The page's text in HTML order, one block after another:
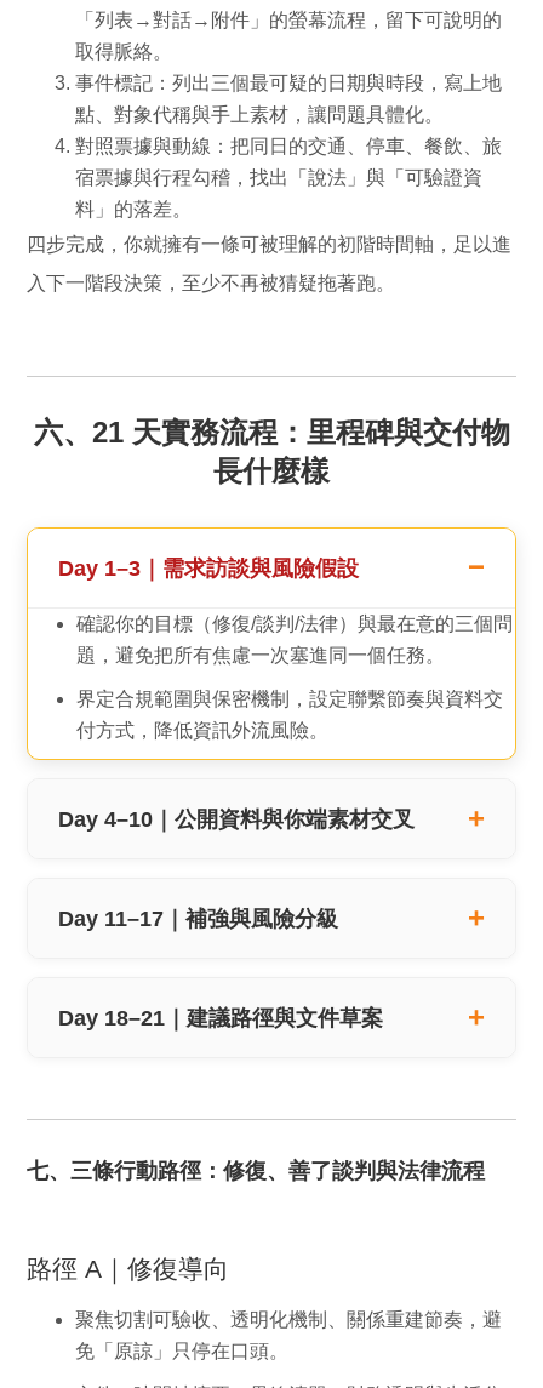
「列表→對話→附件」的螢幕流程，留下可說明的
取得脈絡。
事件標記：列出三個最可疑的日期與時段，寫上地
點、對象代稱與手上素材，讓問題具體化。
對照票據與動線：把同日的交通、停車、餐飲、旅
宿票據與行程勾稽，找出「說法」與「可驗證資
料」的落差。
四步完成，你就擁有一條可被理解的初階時間軸，足以進
入下一階段決策，至少不再被猜疑拖著跑。
六、21 天實務流程：里程碑與交付物
長什麼樣
Day 1–3｜需求訪談與風險假設
確認你的目標（修復/談判/法律）與最在意的三個問
題，避免把所有焦慮一次塞進同一個任務。
界定合規範圍與保密機制，設定聯繫節奏與資料交
付方式，降低資訊外流風險。
Day 4–10｜公開資料與你端素材交叉
Day 11–17｜補強與風險分級
Day 18–21｜建議路徑與文件草案
七、三條行動路徑：修復、善了談判與法律流程
路徑 A｜修復導向
聚焦切割可驗收、透明化機制、關係重建節奏，避
免「原諒」只停在口頭。